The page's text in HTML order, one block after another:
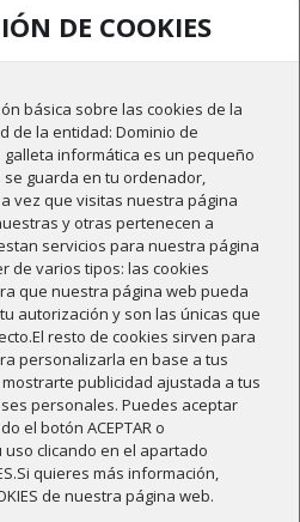
DEL PRODUCTO
de nuestra bodega. El nombre no
que representa las características
aromas del terroir, los valores de
vitivinícola centenaria por la
de uvas cultivadas de manera
DE COOKIES
básica sobre las cookies de la
de la entidad: Dominio de
galleta informática es un pequeño
guarda en tu ordenador,
vez que visitas nuestra página
y otras pertenecen a
servicios para nuestra página
de varios tipos: las cookies
que nuestra página web pueda
autorización y son las únicas que
resto de cookies sirven para
personalizarla en base a tus
publicidad ajustada a tus
personales. Puedes aceptar
el botón ACEPTAR o
clicando en el apartado
quieres más información,
de nuestra página web.